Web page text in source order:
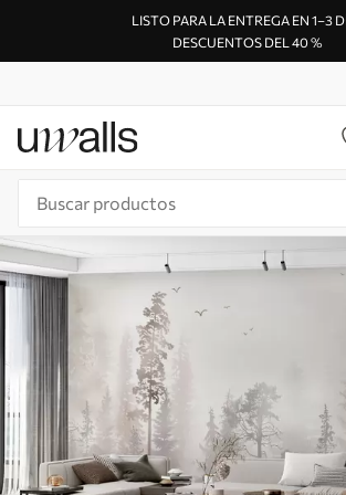
LISTO PARA LA ENTREGA EN 1–3
DESCUENTOS DEL 40 %